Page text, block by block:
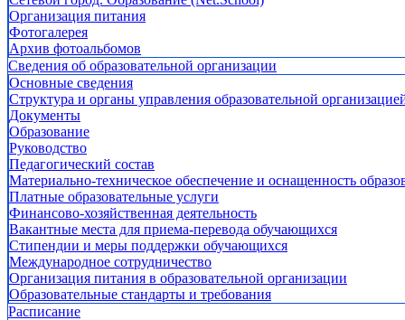
Организация питания
Фотогалерея
Архив фотоальбомов
Сведения об образовательной организации
Основные сведения
Структура и органы управления образовательной
Документы
Образование
Руководство
Педагогический состав
Материально-техническое обеспечение и оснащенность
Платные образовательные услуги
Финансово-хозяйственная деятельность
Вакантные места для приема-перевода обучающихся
Стипендии и меры поддержки обучающихся
Международное сотрудничество
Организация питания в образовательной организации
Образовательные стандарты и требования
Расписание